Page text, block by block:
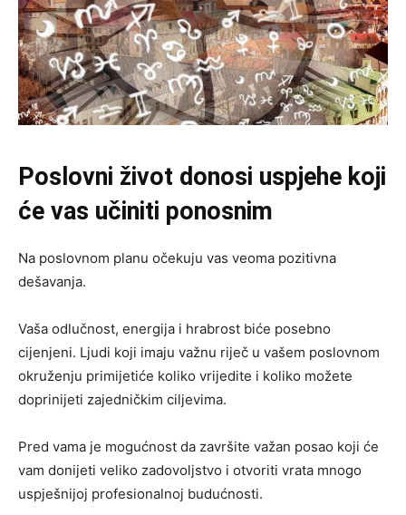
Poslovni život donosi uspjehe koji
će vas učiniti ponosnim
Na poslovnom planu očekuju vas veoma pozitivna
dešavanja.
Vaša odlučnost, energija i hrabrost biće posebno
cijenjeni. Ljudi koji imaju važnu riječ u vašem poslovnom
okruženju primijetiće koliko vrijedite i koliko možete
doprinijeti zajedničkim ciljevima.
Pred vama je mogućnost da završite važan posao koji će
vam donijeti veliko zadovoljstvo i otvoriti vrata mnogo
uspješnijoj profesionalnoj budućnosti.